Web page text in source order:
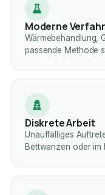
Moderne
Wärmebehandlung,
passende Methode
Diskrete Arbeit
Unauffälliges
Bettwanzen oder im